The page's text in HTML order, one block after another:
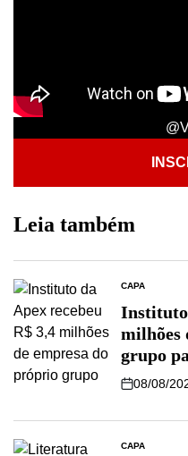
Leia também
CAPA
Instituto
milhões
grupo
08/08/
CAPA